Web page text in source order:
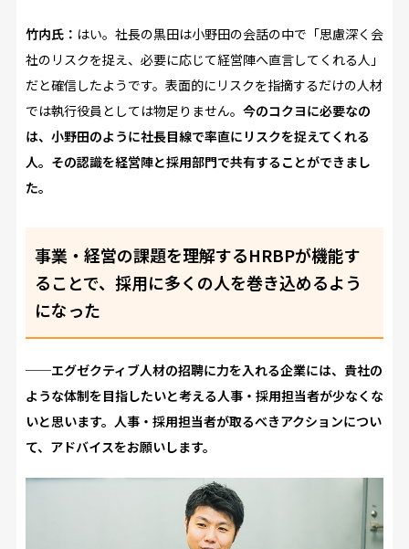
竹内氏： はい。社長の黒田は小野田の会話の中で「思慮深く会
社のリスクを捉え、必要に応じて経営陣へ直言してくれる人」
だと確信したようです。表面的にリスクを指摘するだけの人材
では執行役員としては物足りません。 今のコクヨに必要なの
は、小野田のように社長目線で率直にリスクを捉えてくれる
人。その認識を経営陣と採用部門で共有することができまし
た。
事業・経営の課題を理解するHRBPが機能す
ることで、採用に多くの人を巻き込めるよう
になった
──エグゼクティブ人材の招聘に力を入れる企業には、貴社の
ような体制を目指したいと考える人事・採用担当者が少なくな
いと思います。人事・採用担当者が取るべきアクションについ
て、アドバイスをお願いします。